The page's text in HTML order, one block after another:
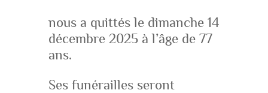
nous a quittés le dimanche 14
décembre 2025 à l’âge de 77
ans.
Ses funérailles seront